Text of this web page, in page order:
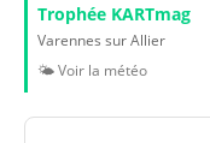
Trophée KARTmag
Varennes sur Allier
🌤️ Voir la météo